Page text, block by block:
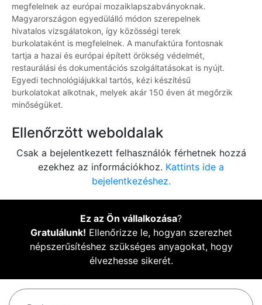
megfelelnek az európai mozaiklapszabványoknak.
Magyarországon egyedülálló módon szerepelnek
hivatalos vizsgálatokon, így közösségi terek
burkolataként is megfelelnek. A manufaktúra fontosnak
tartja a hazai és európai épített örökség védelmét,
restaurálási és dokumentációs szolgáltatásokat is nyújt.
Egyedi technológiájukkal tartós, kézi készítésű
burkolatokat alkotnak, melyek akár 150 éven át megőrzik
minőségüket.
Ellenőrzött weboldalak
Csak a bejelentkezett felhasználók férhetnek hozzá
ezekhez az információkhoz. Kattints ide a
bejelentkezéshez.
Ez az Ön vállalkozása?
Gratulálunk! Ellenőrizze le, hogyan szerezhet
népszerűsítéshez szükséges anyagokat, hogy
élvezhesse sikerét.